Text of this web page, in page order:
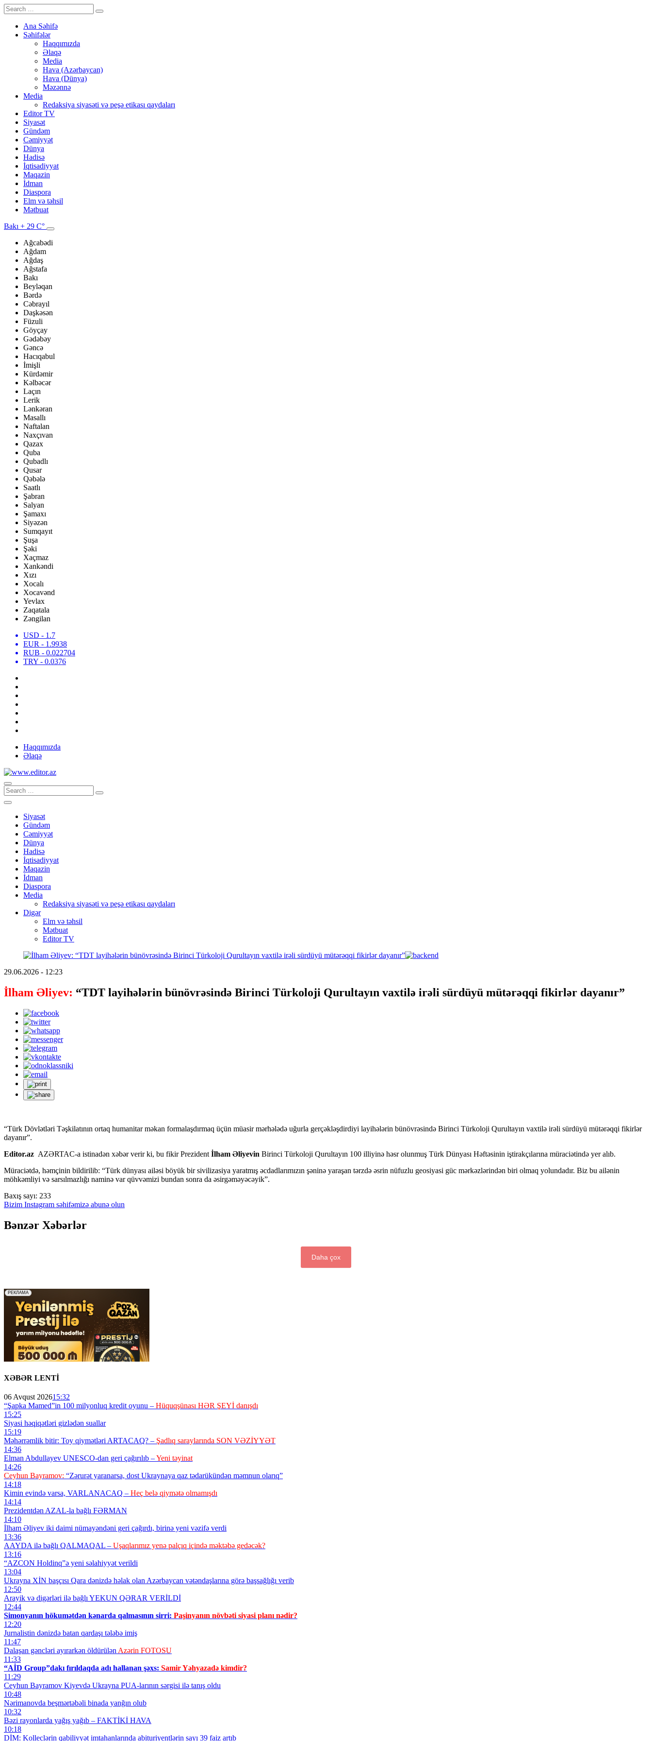
Ana Səhifə
Səhifələr
Haqqımızda
Əlaqə
Media
Hava (Azərbaycan)
Hava (Dünya)
Məzənnə
Media
Redaksiya siyasəti və peşə etikası qaydaları
Editor TV
Siyasət
Gündəm
Cəmiyyət
Dünya
Hadisə
İqtisadiyyat
Maqazin
İdman
Diaspora
Elm və təhsil
Mətbuat
Bakı + 29 C°
Ağcabədi
Ağdam
Ağdaş
Ağstafa
Bakı
Beyləqan
Bərdə
Cəbrayıl
Daşkəsən
Füzuli
Göyçay
Gədəbəy
Gəncə
Hacıqabul
İmişli
Kürdəmir
Kəlbəcər
Laçın
Lerik
Lənkəran
Masallı
Naftalan
Naxçıvan
Qazax
Quba
Qubadlı
Qusar
Qəbələ
Saatlı
Şabran
Salyan
Şamaxı
Siyəzən
Sumqayıt
Şuşa
Şəki
Xaçmaz
Xankəndi
Xızı
Xocalı
Xocavənd
Yevlax
Zaqatala
Zəngilan
USD - 1.7
EUR - 1.9938
RUB - 0.022704
TRY - 0.0376
Haqqımızda
Əlaqə
Siyasət
Gündəm
Cəmiyyət
Dünya
Hadisə
İqtisadiyyat
Maqazin
İdman
Diaspora
Media
Redaksiya siyasəti və peşə etikası qaydaları
Digər
Elm və təhsil
Mətbuat
Editor TV
29.06.2026 - 12:23
İlham Əliyev: “TDT layihələrin bünövrəsində Birinci Türkoloji Qurultayın vaxtilə irəli sürdüyü mütərəqqi fikirlər dayanır”
“Türk Dövlətləri Təşkilatının ortaq humanitar məkan formalaşdırmaq üçün müasir mərhələdə uğurla gerçəkləşdirdiyi layihələrin bünövrəsində Birinci Türkoloji Qurultayın vaxtilə irəli sürdüyü mütərəqqi fikirlər
dayanır”.
Editor.az AZƏRTAC-a istinadən xəbər verir ki, bu fikir Prezident İlham Əliyevin Birinci Türkoloji Qurultayın 100 illiyinə həsr olunmuş Türk Dünyası Həftəsinin iştirakçılarına müraciətində yer alıb.
Müraciətdə, həmçinin bildirilib: “Türk dünyası ailəsi böyük bir sivilizasiya yaratmış əcdadlarımızın şəninə yaraşan tərzdə əsrin nüfuzlu geosiyasi güc mərkəzlərindən biri olmaq yolundadır. Biz bu ailənin
möhkəmliyi və sarsılmazlığı naminə var qüvvəmizi bundan sonra da əsirgəməyəcəyik”.
Baxış sayı: 233
Bizim Instagram səhifəmizə abunə olun
Bənzər Xəbərlər
Daha çox
XƏBƏR LENTİ
06 Avqust 202615:32
“Şapka Mamed”in 100 milyonluq kredit oyunu – Hüquqşünası HƏR ŞEYİ danışdı
15:25
Siyasi həqiqətləri gizlədən suallar
15:19
Məhərrəmlik bitir: Toy qiymətləri ARTACAQ? – Şadlıq saraylarında SON VƏZİYYƏT
14:36
Elman Abdullayev UNESCO-dan geri çağırılıb –Yeni təyinat
14:26
Ceyhun Bayramov: “Zərurət yaranarsa, dost Ukraynaya qaz tədarükündən məmnun olarıq”
14:18
Kimin evində varsa, VARLANACAQ – Heç belə qiymətə olmamışdı
14:14
Prezidentdən AZAL-la bağlı FƏRMAN
14:10
İlham Əliyev iki daimi nümayəndəni geri çağırdı, birinə yeni vəzifə verdi
13:36
AAYDA ilə bağlı QALMAQAL – Uşaqlarımız yenə palçıq içində məktəbə gedəcək?
13:16
“AZCON Holdinq”ə yeni səlahiyyət verildi
13:04
Ukrayna XİN başçısı Qara dənizdə həlak olan Azərbaycan vətəndaşlarına görə başsağlığı verib
12:50
Arayik və digərləri ilə bağlı YEKUN QƏRAR VERİLDİ
12:44
Simonyanın hökumətdən kənarda qalmasının sirri: Paşinyanın növbəti siyasi planı nədir?
12:20
Jurnalistin dənizdə batan qardaşı tələbə imiş
11:47
Dalaşan gəncləri ayırarkən öldürülən Azərin FOTOSU
11:33
“AİD Group”dakı fırıldaqda adı hallanan şəxs: Samir Yəhyazadə kimdir?
11:29
Ceyhun Bayramov Kiyevdə Ukrayna PUA-larının sərgisi ilə tanış oldu
10:48
Nərimanovda beşmərtəbəli binada yanğın olub
10:32
Bəzi rayonlarda yağış yağıb – FAKTİKİ HAVA
10:18
DİM: Kolleclərin qabiliyyət imtahanlarında abituriyentlərin sayı 39 faiz artıb